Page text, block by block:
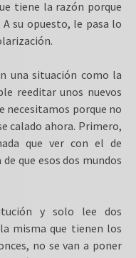
tiene la razón porque
su opuesto, le pasa lo
una situación como la
reeditar unos nuevos
necesitamos porque no
calado ahora. Primero,
que ver con el de
que esos dos mundos
y solo lee dos
misma que tienen los
no se van a poner